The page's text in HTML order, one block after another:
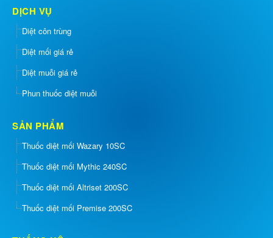
DỊCH VỤ
Diệt côn trùng
Diệt mối giá rẻ
Diệt muỗi giá rẻ
Phun thuốc diệt muỗi
SẢN PHẨM
Thuốc diệt mối Wazary 10SC
Thuốc diệt mối Mythic 240SC
Thuốc diệt mối Altriset 200SC
Thuốc diệt mối Premise 200SC